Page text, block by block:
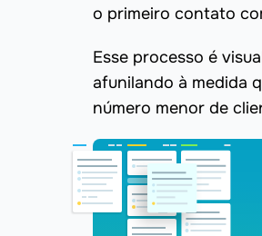
o primeiro contato
Esse processo é
afunilando à medida
número menor de